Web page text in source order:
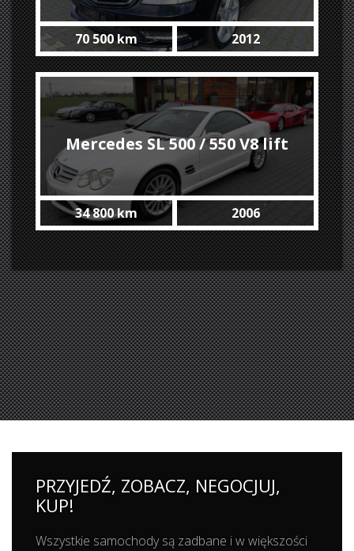
70500 km Top Condition #SOLD !
70 500 km 2012
Mercedes SL 500 / 550 V8 lift
#SOLD
34 800 km 2006
PRZYJEDŹ, ZOBACZ, NEGOCJUJ,
KUP!
Wszystkie samochody są zadbane i w większości